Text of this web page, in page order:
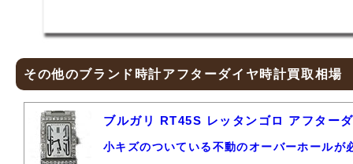
その他のブランド時計アフターダイヤ時計買取相場
ブルガリ RT45S レッタンゴロ アフター
小キズのついている不動のオーバーホールが